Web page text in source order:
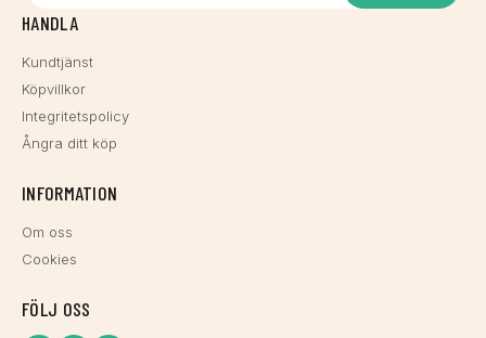
HANDLA
Kundtjänst
Köpvillkor
Integritetspolicy
Ångra ditt köp
INFORMATION
Om oss
Cookies
FÖLJ OSS